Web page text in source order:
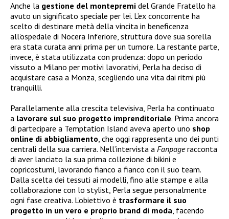
Anche la gestione del montepremi del Grande Fratello ha
avuto un significato speciale per lei. L’ex concorrente ha
scelto di destinare metà della vincita in beneficenza
all’ospedale di Nocera Inferiore, struttura dove sua sorella
era stata curata anni prima per un tumore. La restante parte,
invece, è stata utilizzata con prudenza: dopo un periodo
vissuto a Milano per motivi lavorativi, Perla ha deciso di
acquistare casa a Monza, scegliendo una vita dai ritmi più
tranquilli.
Parallelamente alla crescita televisiva, Perla ha continuato
a lavorare sul suo progetto imprenditoriale. Prima ancora
di partecipare a Temptation Island aveva aperto uno shop
online di abbigliamento, che oggi rappresenta uno dei punti
centrali della sua carriera. Nell’intervista a Fanpageracconta
di aver lanciato la sua prima collezione di bikini e
copricostumi, lavorando fianco a fianco con il suo team.
Dalla scelta dei tessuti ai modelli, fino alle stampe e alla
collaborazione con lo stylist, Perla segue personalmente
ogni fase creativa. L’obiettivo è trasformare il suo
progetto in un vero e proprio brand di moda, facendo